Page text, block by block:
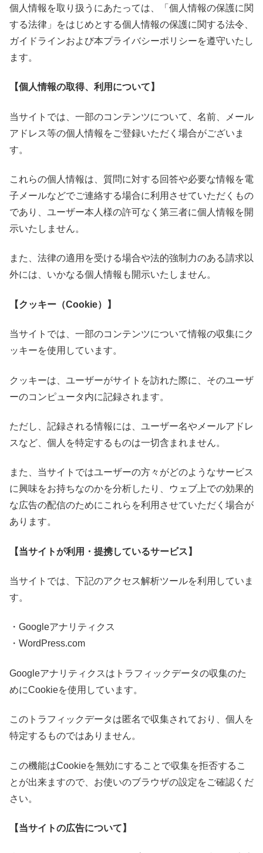
個人情報を取り扱うにあたっては、「個人情報の保護に関
する法律」をはじめとする個人情報の保護に関する法令、
ガイドラインおよび本プライバシーポリシーを遵守いたし
ます。
【個人情報の取得、利用について】
当サイトでは、一部のコンテンツについて、名前、メール
アドレス等の個人情報をご登録いただく場合がございま
す。
これらの個人情報は、質問に対する回答や必要な情報を電
子メールなどでご連絡する場合に利用させていただくもの
であり、ユーザー本人様の許可なく第三者に個人情報を開
示いたしません。
また、法律の適用を受ける場合や法的強制力のある請求以
外には、いかなる個人情報も開示いたしません。
【クッキー（Cookie）】
当サイトでは、一部のコンテンツについて情報の収集にク
ッキーを使用しています。
クッキーは、ユーザーがサイトを訪れた際に、そのユーザ
ーのコンピュータ内に記録されます。
ただし、記録される情報には、ユーザー名やメールアドレ
スなど、個人を特定するものは一切含まれません。
また、当サイトではユーザーの方々がどのようなサービス
に興味をお持ちなのかを分析したり、ウェブ上での効果的
な広告の配信のためにこれらを利用させていただく場合が
あります。
【当サイトが利用・提携しているサービス】
当サイトでは、下記のアクセス解析ツールを利用していま
す。
・Googleアナリティクス
・WordPress.com
Googleアナリティクスはトラフィックデータの収集のた
めにCookieを使用しています。
このトラフィックデータは匿名で収集されており、個人を
特定するものではありません。
この機能はCookieを無効にすることで収集を拒否するこ
とが出来ますので、お使いのブラウザの設定をご確認くだ
さい。
【当サイトの広告について】